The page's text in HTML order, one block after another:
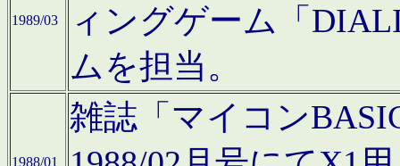
1989/03
ィングゲーム「
ムを担当。
1988/01
雑誌「マイコン